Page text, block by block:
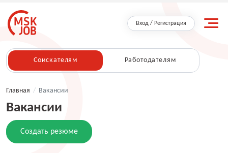
Вход / Регистрация
Соискателям Работодателям
Главная / Вакансии
Вакансии
Создать резюме